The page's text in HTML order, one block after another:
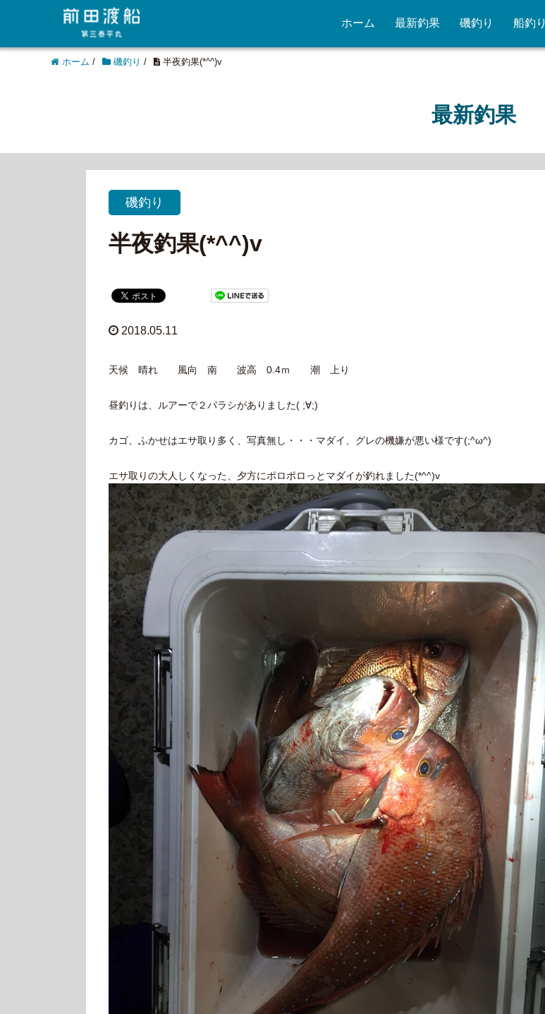
ホーム 最新釣果 磯釣り 船釣り
ホーム / 磯釣り / 半夜釣果(*^^)v
最新釣果
磯釣り
半夜釣果(*^^)v
2018.05.11
天候 晴れ 風向 南 波高 0.4ｍ 潮 上り
昼釣りは、ルアーで２バラシがありました( ;∀;)
カゴ、ふかせはエサ取り多く、写真無し・・・マダイ、グレの機嫌が悪い様です(;^ω^)
エサ取りの大人しくなった、夕方にポロポロっとマダイが釣れました(*^^)v